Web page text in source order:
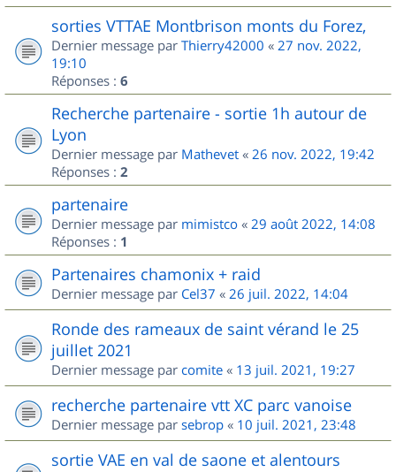
sorties VTTAE Montbrison monts du Forez,
Dernier message par Thierry42000 « 27 nov. 2022,
19:10
Réponses : 6
Recherche partenaire - sortie 1h autour de
Lyon
Dernier message par Mathevet « 26 nov. 2022, 19:42
Réponses : 2
partenaire
Dernier message par mimistco « 29 août 2022, 14:08
Réponses : 1
Partenaires chamonix + raid
Dernier message par Cel37 « 26 juil. 2022, 14:04
Ronde des rameaux de saint vérand le 25
juillet 2021
Dernier message par comite « 13 juil. 2021, 19:27
recherche partenaire vtt XC parc vanoise
Dernier message par sebrop « 10 juil. 2021, 23:48
sortie VAE en val de saone et alentours